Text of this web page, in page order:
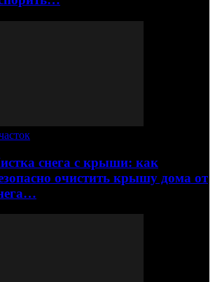
снега с крыши: как
очистить крышу дома от